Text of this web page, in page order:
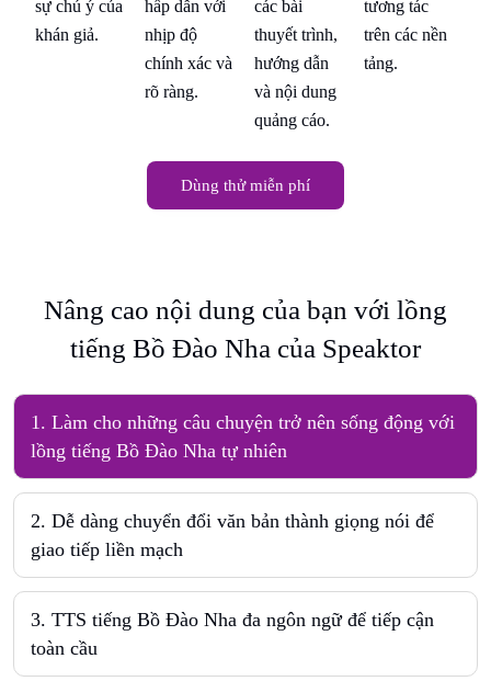
sự chú ý của
khán giả.
hấp dẫn với
nhịp độ
chính xác và
rõ ràng.
các bài
thuyết trình,
hướng dẫn
và nội dung
quảng cáo.
tương tác
trên các nền
tảng.
Dùng thử miễn phí
Nâng cao nội dung của bạn với lồng
tiếng Bồ Đào Nha của Speaktor
1. Làm cho những câu chuyện trở nên sống động với
lồng tiếng Bồ Đào Nha tự nhiên
2. Dễ dàng chuyển đổi văn bản thành giọng nói để
giao tiếp liền mạch
3. TTS tiếng Bồ Đào Nha đa ngôn ngữ để tiếp cận
toàn cầu